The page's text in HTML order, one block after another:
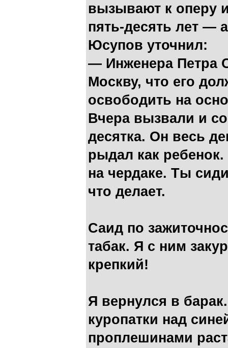
вызывают к оперу
пять-десять лет —
Юсупов уточнил:
— Инженера Петра
Москву, что его
освободить на
Вчера вызвали и
десятка. Он весь
рыдал как
на чердаке. Ты
что делает.
Саид по
табак. Я с ним
крепкий!
Я вернулся в
куропатки над
проплешинами